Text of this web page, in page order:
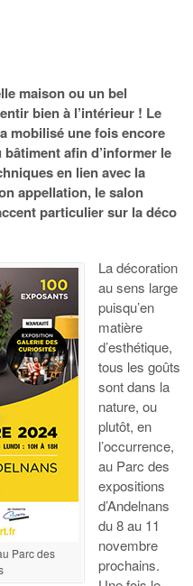
maison ou un bel
bien à l’intérieur ! Le
mobilisé une fois encore
afin d’informer le
en lien avec la
appellation, le salon
particulier sur la déco
Parc des
La décoration
au sens large
puisqu’en
matière
d’esthétique,
tous les goûts
sont dans la
nature, ou
plutôt, en
l’occurrence,
au Parc des
expositions
d’Andelnans
du 8 au 11
novembre
prochains.